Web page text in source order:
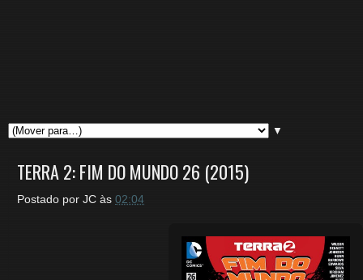
▼
TERRA 2: FIM DO MUNDO 26 (2015)
Postado por JC às 02:04